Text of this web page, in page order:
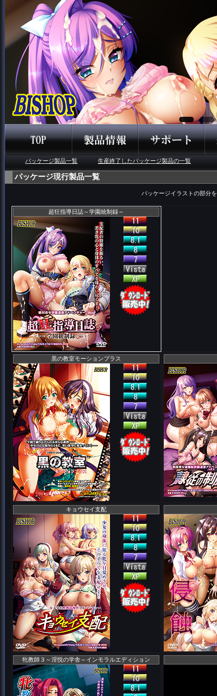
パッケージ製品一覧 生産終了したパッケージ製品の一覧
パッケージ現行製品一覧
パッケージイラストの部分
超狂指導日誌～学園統制録～
黒の教室モーションプラス
キョウセイ支配
牝教師３～淫悦の学舎～インモラルエディション